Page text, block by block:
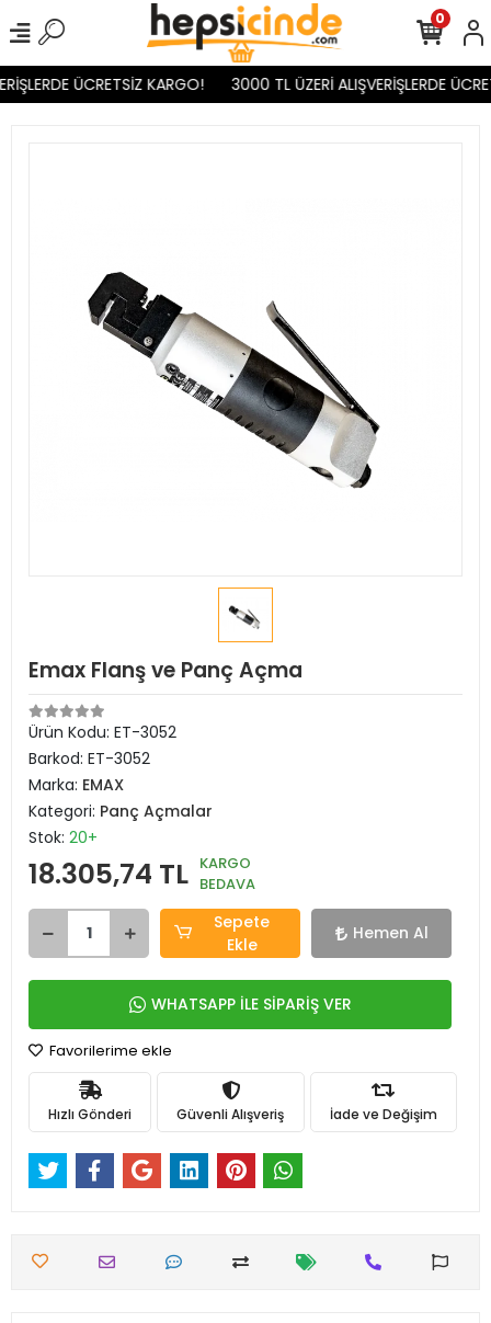
ÜCRETSİZ KARGO! 3000 TL ÜZERİ ALIŞVERİŞLERDE
0
Emax Flanş ve Panç Açma
Ürün Kodu: ET-3052
Barkod: ET-3052
Marka: EMAX
Kategori: Panç Açmalar
Stok: 20+
18.305,74 TL KARGO
BEDAVA
Sepete
Ekle
Hemen Al
WHATSAPP İLE SİPARİŞ VER
Favorilerime ekle
Hızlı Gönderi Güvenli Alışveriş İade ve Değişim